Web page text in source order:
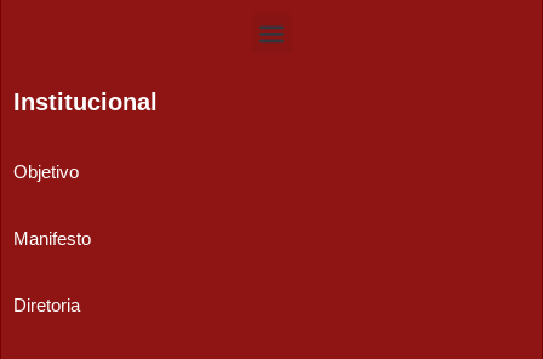
Institucional
Objetivo
Manifesto
Diretoria